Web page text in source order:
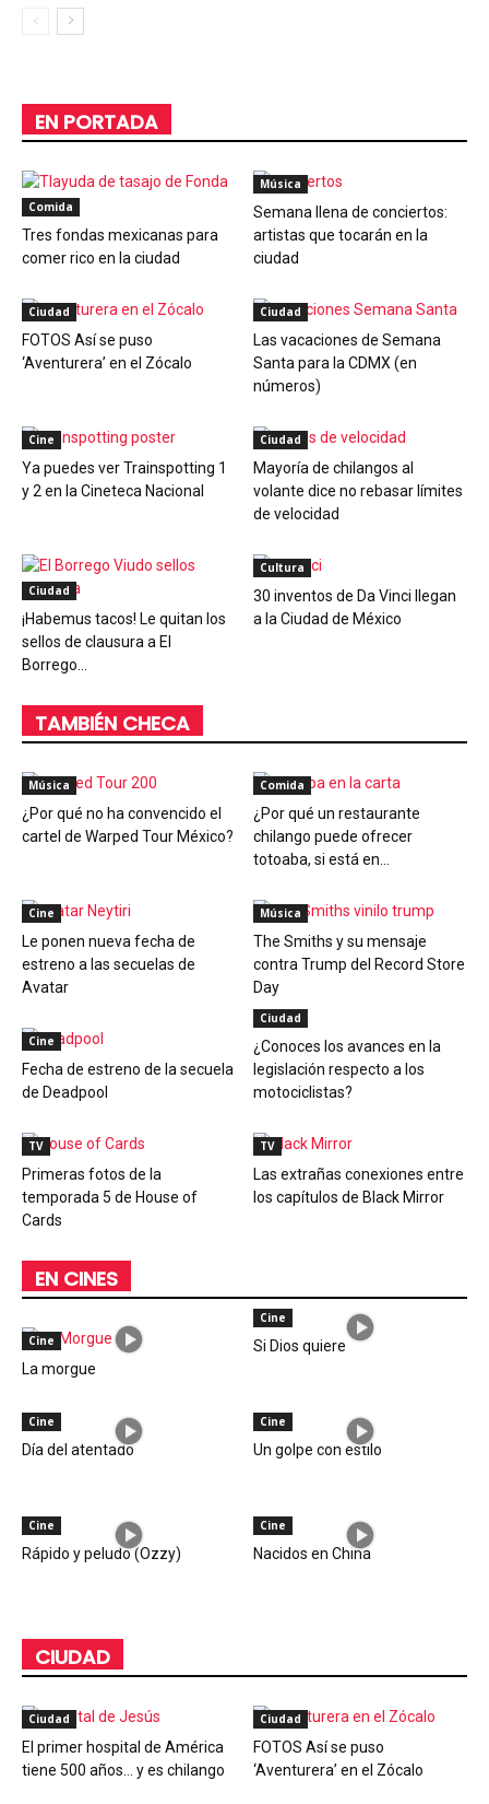
EN PORTADA
Comida
Tres fondas mexicanas para
comer rico en la ciudad
Música
Semana llena de conciertos:
artistas que tocarán en la
ciudad
Ciudad
FOTOS Así se puso
‘Aventurera’ en el Zócalo
Ciudad
Las vacaciones de Semana
Santa para la CDMX (en
números)
Cine
Ya puedes ver Trainspotting 1
y 2 en la Cineteca Nacional
Ciudad
Mayoría de chilangos al
volante dice no rebasar límites
de velocidad
Ciudad
¡Habemus tacos! Le quitan los
sellos de clausura a El
Borrego...
Cultura
30 inventos de Da Vinci llegan
a la Ciudad de México
TAMBIÉN CHECA
Música
¿Por qué no ha convencido el
cartel de Warped Tour México?
Comida
¿Por qué un restaurante
chilango puede ofrecer
totoaba, si está en...
Cine
Le ponen nueva fecha de
estreno a las secuelas de
Avatar
Música
The Smiths y su mensaje
contra Trump del Record Store
Day
Cine
Fecha de estreno de la secuela
de Deadpool
Ciudad
¿Conoces los avances en la
legislación respecto a los
motociclistas?
TV
Primeras fotos de la
temporada 5 de House of
Cards
TV
Las extrañas conexiones entre
los capítulos de Black Mirror
EN CINES
Cine
La morgue
Cine
Si Dios quiere
Cine
Día del atentado
Cine
Un golpe con estilo
Cine
Rápido y peludo (Ozzy)
Cine
Nacidos en China
CIUDAD
Ciudad
El primer hospital de América
tiene 500 años… y es chilango
Ciudad
FOTOS Así se puso
‘Aventurera’ en el Zócalo